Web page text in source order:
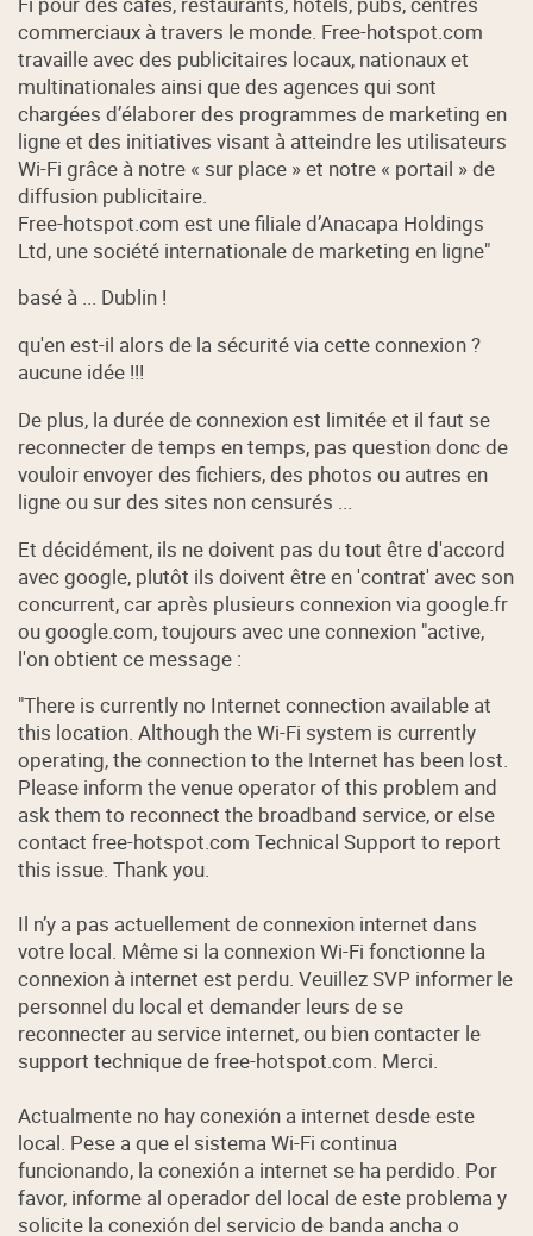
commerciaux à travers le monde. Free-hotspot.com
travaille avec des publicitaires locaux, nationaux et
multinationales ainsi que des agences qui sont
chargées d’élaborer des programmes de marketing en
ligne et des initiatives visant à atteindre les utilisateurs
Wi-Fi grâce à notre « sur place » et notre « portail » de
diffusion publicitaire.
Free-hotspot.com est une filiale d’Anacapa Holdings
Ltd, une société internationale de marketing en ligne"
basé à ... Dublin !
qu'en est-il alors de la sécurité via cette connexion ?
aucune idée !!!
De plus, la durée de connexion est limitée et il faut se
reconnecter de temps en temps, pas question donc de
vouloir envoyer des fichiers, des photos ou autres en
ligne ou sur des sites non censurés ...
Et décidément, ils ne doivent pas du tout être d'accord
avec google, plutôt ils doivent être en 'contrat' avec son
concurrent, car après plusieurs connexion via google.fr
ou google.com, toujours avec une connexion "active,
l'on obtient ce message :
"There is currently no Internet connection available at
this location. Although the Wi-Fi system is currently
operating, the connection to the Internet has been lost.
Please inform the venue operator of this problem and
ask them to reconnect the broadband service, or else
contact free-hotspot.com Technical Support to report
this issue. Thank you.
Il n’y a pas actuellement de connexion internet dans
votre local. Même si la connexion Wi-Fi fonctionne la
connexion à internet est perdu. Veuillez SVP informer le
personnel du local et demander leurs de se
reconnecter au service internet, ou bien contacter le
support technique de free-hotspot.com. Merci.
Actualmente no hay conexión a internet desde este
local. Pese a que el sistema Wi-Fi continua
funcionando, la conexión a internet se ha perdido. Por
favor, informe al operador del local de este problema y
solicite la conexión del servicio de banda ancha o